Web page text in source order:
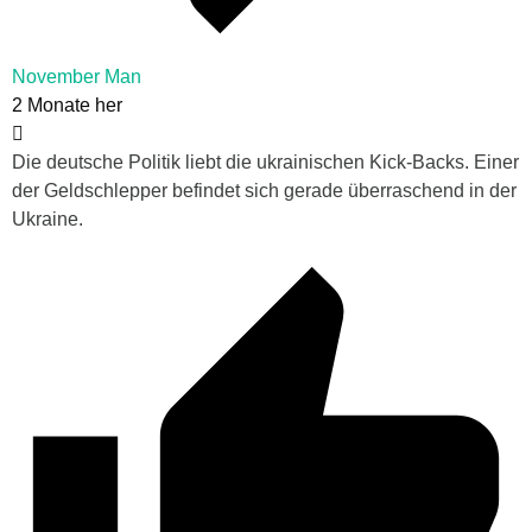
November Man
2 Monate her
Die deutsche Politik liebt die ukrainischen Kick-Backs. Einer
der Geldschlepper befindet sich gerade überraschend in der
Ukraine.